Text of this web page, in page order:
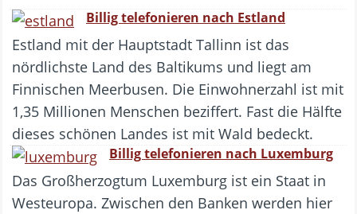
Billig telefonieren nach Estland
Estland mit der Hauptstadt Tallinn ist das
nördlichste Land des Baltikums und liegt am
Finnischen Meerbusen. Die Einwohnerzahl ist mit
1,35 Millionen Menschen beziffert. Fast die Hälfte
dieses schönen Landes ist mit Wald bedeckt.
Billig telefonieren nach Luxemburg
Das Großherzogtum Luxemburg ist ein Staat in
Westeuropa. Zwischen den Banken werden hier